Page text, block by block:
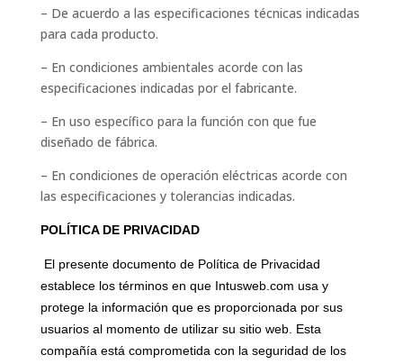
– De acuerdo a las especificaciones técnicas indicadas
para cada producto.
– En condiciones ambientales acorde con las
especificaciones indicadas por el fabricante.
– En uso específico para la función con que fue
diseñado de fábrica.
– En condiciones de operación eléctricas acorde con
las especificaciones y tolerancias indicadas.
POLÍTICA DE PRIVACIDAD
El presente documento de Política de Privacidad
establece los términos en que Intusweb.com usa y
protege la información que es proporcionada por sus
usuarios al momento de utilizar su sitio web. Esta
compañía está comprometida con la seguridad de los